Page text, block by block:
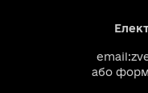
email:
або